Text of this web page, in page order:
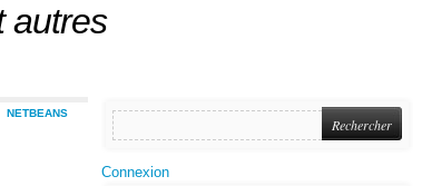
autres
NETBEANS
Connexion